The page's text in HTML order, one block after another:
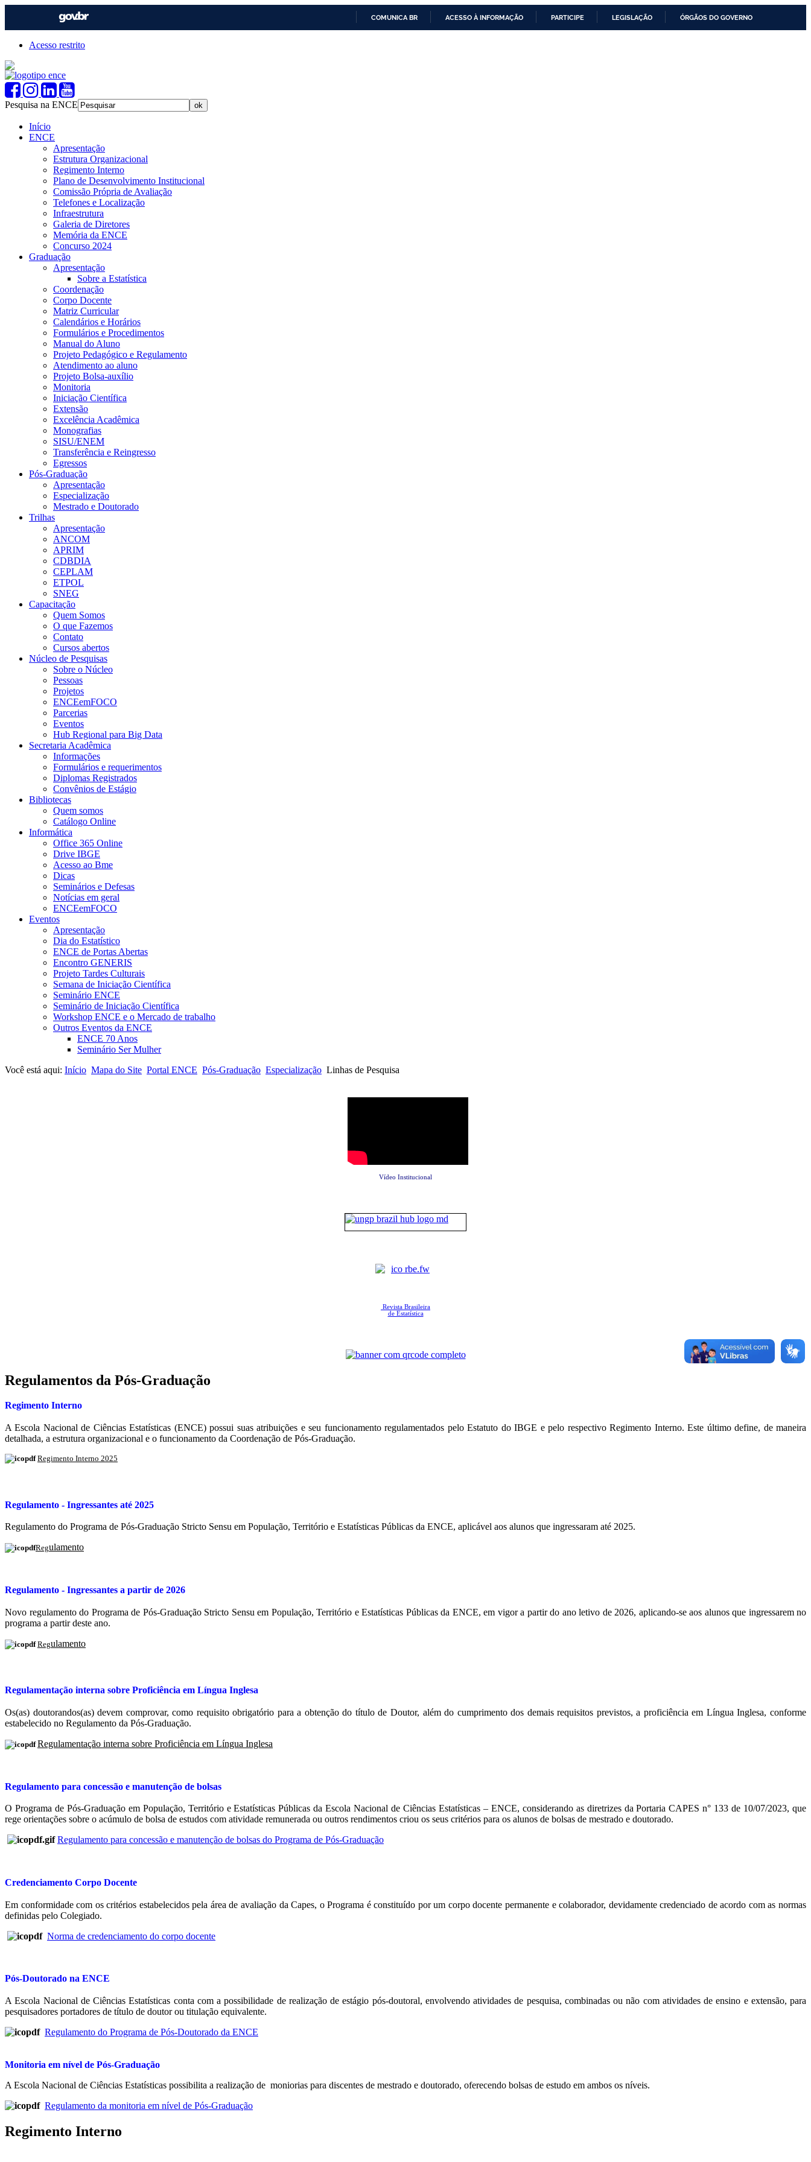
COMUNICA BR ACESSO À INFORMAÇÃO PARTICIPE LEGISLAÇÃO ÓRGÃOS DO GOVERNO
Acesso restrito
Pesquisa na ENCE
Início
ENCE
Apresentação
Estrutura Organizacional
Regimento Interno
Plano de Desenvolvimento Institucional
Comissão Própria de Avaliação
Telefones e Localização
Infraestrutura
Galeria de Diretores
Memória da ENCE
Concurso 2024
Graduação
Apresentação
Sobre a Estatística
Coordenação
Corpo Docente
Matriz Curricular
Calendários e Horários
Formulários e Procedimentos
Manual do Aluno
Projeto Pedagógico e Regulamento
Atendimento ao aluno
Projeto Bolsa-auxílio
Monitoria
Iniciação Científica
Extensão
Excelência Acadêmica
Monografias
SISU/ENEM
Transferência e Reingresso
Egressos
Pós-Graduação
Apresentação
Especialização
Mestrado e Doutorado
Trilhas
Apresentação
ANCOM
APRIM
CDBDIA
CEPLAM
ETPOL
SNEG
Capacitação
Quem Somos
O que Fazemos
Contato
Cursos abertos
Núcleo de Pesquisas
Sobre o Núcleo
Pessoas
Projetos
ENCEemFOCO
Parcerias
Eventos
Hub Regional para Big Data
Secretaria Acadêmica
Informações
Formulários e requerimentos
Diplomas Registrados
Convênios de Estágio
Bibliotecas
Quem somos
Catálogo Online
Informática
Office 365 Online
Drive IBGE
Acesso ao Bme
Dicas
Seminários e Defesas
Notícias em geral
ENCEemFOCO
Eventos
Apresentação
Dia do Estatístico
ENCE de Portas Abertas
Encontro GENERIS
Projeto Tardes Culturais
Semana de Iniciação Científica
Seminário ENCE
Seminário de Iniciação Científica
Workshop ENCE e o Mercado de trabalho
Outros Eventos da ENCE
ENCE 70 Anos
Seminário Ser Mulher
Você está aqui: Início Mapa do Site Portal ENCE Pós-Graduação Especialização Linhas de Pesquisa
Vídeo Institucional
Revista Brasileira
de Estatística
Regulamentos da Pós-Graduação
Regimento Interno
A Escola Nacional de Ciências Estatísticas (ENCE) possui suas atribuições e seu funcionamento regulamentados pelo Estatuto do IBGE e pelo respectivo Regimento Interno. Este último define, de maneira
detalhada, a estrutura organizacional e o funcionamento da Coordenação de Pós-Graduação.
Regimento Interno 2025
Regulamento - Ingressantes até 2025
Regulamento do Programa de Pós-Graduação Stricto Sensu em População, Território e Estatísticas Públicas da ENCE, aplicável aos alunos que ingressaram até 2025.
Regulamento
Regulamento - Ingressantes a partir de 2026
Novo regulamento do Programa de Pós-Graduação Stricto Sensu em População, Território e Estatísticas Públicas da ENCE, em vigor a partir do ano letivo de 2026, aplicando-se aos alunos que ingressarem no
programa a partir deste ano.
Regulamento
Regulamentação interna sobre Proficiência em Língua Inglesa
Os(as) doutorandos(as) devem comprovar, como requisito obrigatório para a obtenção do título de Doutor, além do cumprimento dos demais requisitos previstos, a proficiência em Língua Inglesa, conforme
estabelecido no Regulamento da Pós-Graduação.
Regulamentação interna sobre Proficiência em Língua Inglesa
Regulamento para concessão e manutenção de bolsas
O Programa de Pós-Graduação em População, Território e Estatísticas Públicas da Escola Nacional de Ciências Estatísticas – ENCE, considerando as diretrizes da Portaria CAPES n° 133 de 10/07/2023, que
rege orientações sobre o acúmulo de bolsa de estudos com atividade remunerada ou outros rendimentos criou os seus critérios para os alunos de bolsas de mestrado e doutorado.
Regulamento para concessão e manutenção de bolsas do Programa de Pós-Graduação
Credenciamento Corpo Docente
Em conformidade com os critérios estabelecidos pela área de avaliação da Capes, o Programa é constituído por um corpo docente permanente e colaborador, devidamente credenciado de acordo com as normas
definidas pelo Colegiado.
Norma de credenciamento do corpo docente
Pós-Doutorado na ENCE
A Escola Nacional de Ciências Estatísticas conta com a possibilidade de realização de estágio pós-doutoral, envolvendo atividades de pesquisa, combinadas ou não com atividades de ensino e extensão, para
pesquisadores portadores de título de doutor ou titulação equivalente.
Regulamento do Programa de Pós-Doutorado da ENCE
Monitoria em nível de Pós-Graduação
A Escola Nacional de Ciências Estatísticas possibilita a realização de moniorias para discentes de mestrado e doutorado, oferecendo bolsas de estudo em ambos os níveis.
Regulamento da monitoria em nível de Pós-Graduação
Regimento Interno